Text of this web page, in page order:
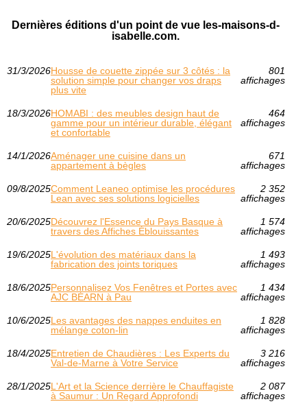
Dernières éditions d'un point de vue les-maisons-d-
isabelle.com.
31/3/2026Housse de couette zippée sur 3 côtés : la
solution simple pour changer vos draps
plus vite
801
affichages
18/3/2026HOMABI : des meubles design haut de
gamme pour un intérieur durable, élégant
et confortable
464
affichages
14/1/2026Aménager une cuisine dans un
appartement à bègles
671
affichages
09/8/2025Comment Leaneo optimise les procédures
Lean avec ses solutions logicielles
2 352
affichages
20/6/2025Découvrez l'Essence du Pays Basque à
travers des Affiches Éblouissantes
1 574
affichages
19/6/2025L'évolution des matériaux dans la
fabrication des joints toriques
1 493
affichages
18/6/2025Personnalisez Vos Fenêtres et Portes avec
AJC BÉARN à Pau
1 434
affichages
10/6/2025Les avantages des nappes enduites en
mélange coton-lin
1 828
affichages
18/4/2025Entretien de Chaudières : Les Experts du
Val-de-Marne à Votre Service
3 216
affichages
28/1/2025L'Art et la Science derrière le Chauffagiste
à Saumur : Un Regard Approfondi
2 087
affichages